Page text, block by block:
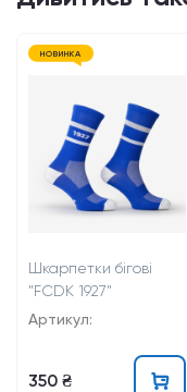
НОВИНКА
Шкарпетки бігові
"FCDK 1927"
Артикул:
350 ₴